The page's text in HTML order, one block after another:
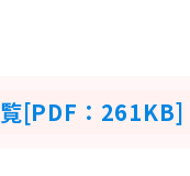
[PDF：261KB]